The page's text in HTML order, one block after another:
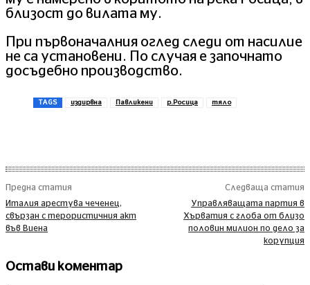
близост до вилата му.
При първоначалния оглед следи от насилие
не са установени. По случая е започнато
досъдебно производство.
TAGS издирвна Павликени р.Росица тяло
Предна статия
Италия арестува чеченец,
свързан с терористичния акт
във Виена
Следваща статия
Управляващата партия в
Хърватия с глоба от близо
половин милион по дело за
корупция
Остави коментар